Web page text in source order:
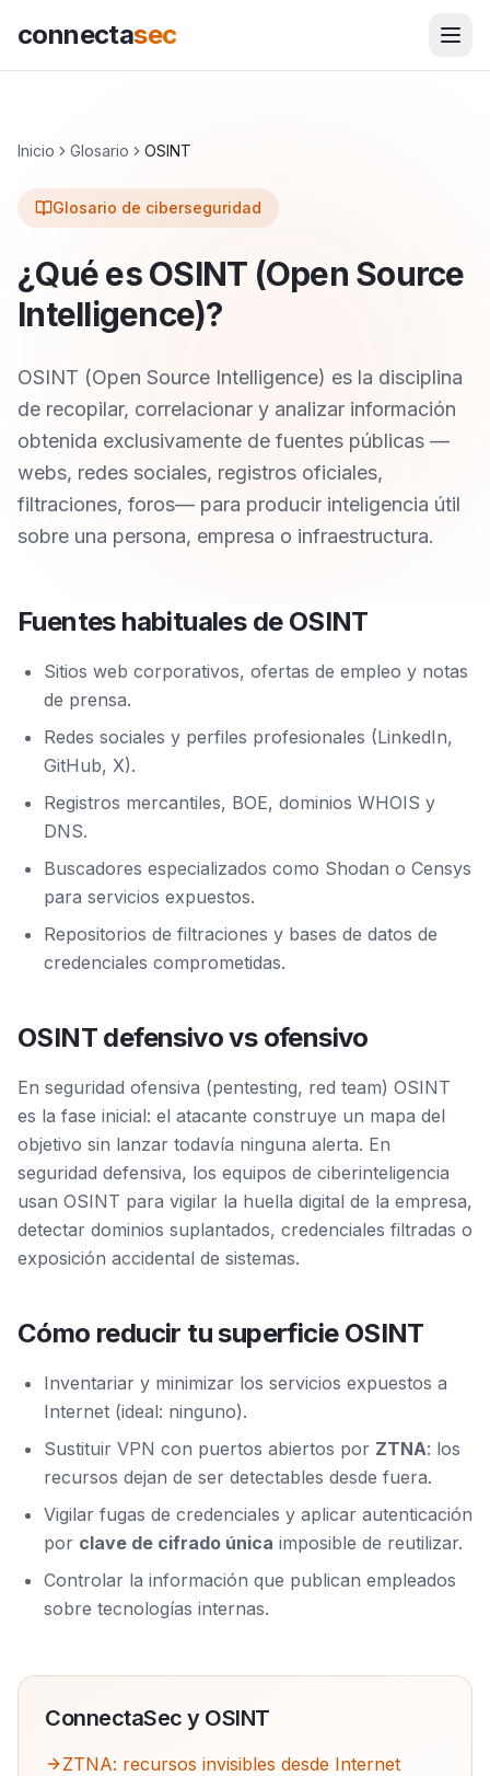
connectasec
Inicio Glosario OSINT
Glosario de ciberseguridad
¿Qué es OSINT (Open Source
Intelligence)?
OSINT (Open Source Intelligence) es la disciplina
de recopilar, correlacionar y analizar información
obtenida exclusivamente de fuentes públicas —
webs, redes sociales, registros oficiales,
filtraciones, foros— para producir inteligencia útil
sobre una persona, empresa o infraestructura.
Fuentes habituales de OSINT
Sitios web corporativos, ofertas de empleo y notas
de prensa.
Redes sociales y perfiles profesionales (LinkedIn,
GitHub, X).
Registros mercantiles, BOE, dominios WHOIS y
DNS.
Buscadores especializados como Shodan o Censys
para servicios expuestos.
Repositorios de filtraciones y bases de datos de
credenciales comprometidas.
OSINT defensivo vs ofensivo
En seguridad ofensiva (pentesting, red team) OSINT
es la fase inicial: el atacante construye un mapa del
objetivo sin lanzar todavía ninguna alerta. En
seguridad defensiva, los equipos de ciberinteligencia
usan OSINT para vigilar la huella digital de la empresa,
detectar dominios suplantados, credenciales filtradas o
exposición accidental de sistemas.
Cómo reducir tu superficie OSINT
Inventariar y minimizar los servicios expuestos a
Internet (ideal: ninguno).
Sustituir VPN con puertos abiertos por ZTNA: los
recursos dejan de ser detectables desde fuera.
Vigilar fugas de credenciales y aplicar autenticación
por clave de cifrado única imposible de reutilizar.
Controlar la información que publican empleados
sobre tecnologías internas.
ConnectaSec y OSINT
ZTNA: recursos invisibles desde Internet